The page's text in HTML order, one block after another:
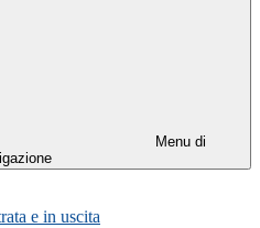
Menu di
e in uscita